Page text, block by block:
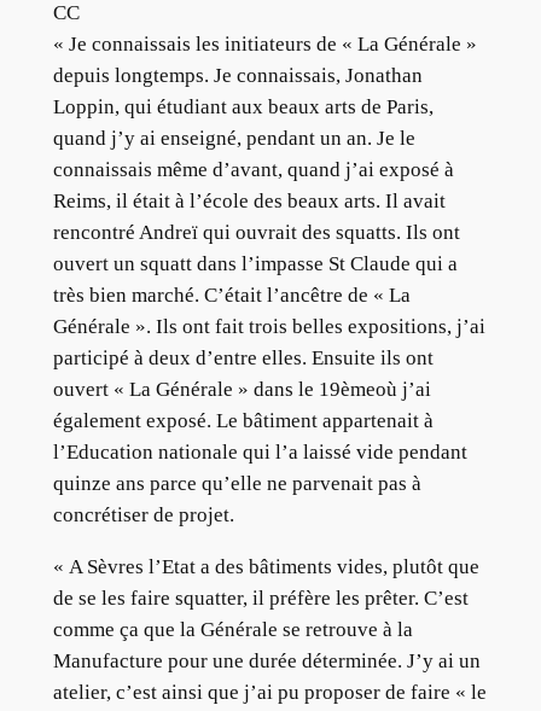
CC
« Je connaissais les initiateurs de « La Générale »
depuis longtemps. Je connaissais, Jonathan
Loppin, qui étudiant aux beaux arts de Paris,
quand j’y ai enseigné, pendant un an. Je le
connaissais même d’avant, quand j’ai exposé à
Reims, il était à l’école des beaux arts. Il avait
rencontré Andreï qui ouvrait des squatts. Ils ont
ouvert un squatt dans l’impasse St Claude qui a
très bien marché. C’était l’ancêtre de « La
Générale ». Ils ont fait trois belles expositions, j’ai
participé à deux d’entre elles. Ensuite ils ont
ouvert « La Générale » dans le 19èmeoù j’ai
également exposé. Le bâtiment appartenait à
l’Education nationale qui l’a laissé vide pendant
quinze ans parce qu’elle ne parvenait pas à
concrétiser de projet.
« A Sèvres l’Etat a des bâtiments vides, plutôt que
de se les faire squatter, il préfère les prêter. C’est
comme ça que la Générale se retrouve à la
Manufacture pour une durée déterminée. J’y ai un
atelier, c’est ainsi que j’ai pu proposer de faire « le